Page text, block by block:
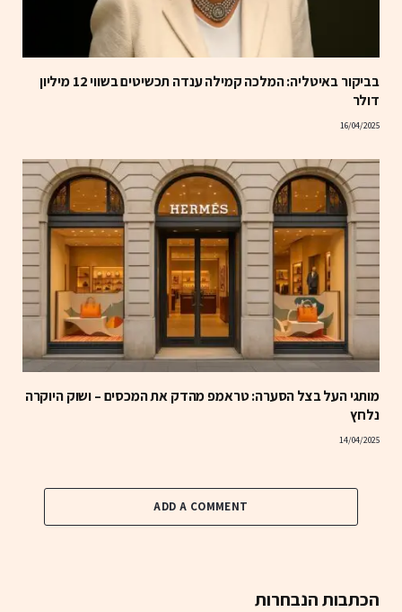
בביקור באיטליה: המלכה קמילה ענדה תכשיטים בשווי 12 מיליון
דולר
16/04/2025
מותגי העל בצל הסערה: טראמפ מהדק את המכסים – ושוק היוקרה
נלחץ
14/04/2025
ADD A COMMENT
הכתבות הנבחרות